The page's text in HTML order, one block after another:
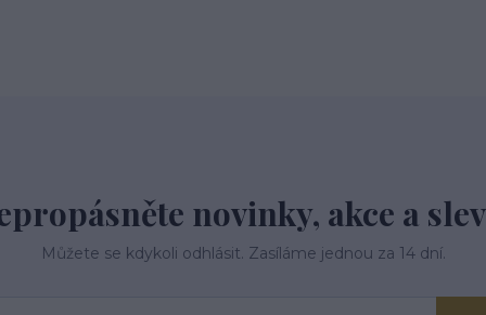
novinky, akce a
Můžete se kdykoli odhlásit. Zasíláme jednou za 14 dní.